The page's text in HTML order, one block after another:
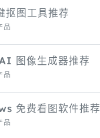
抠图工具推荐
品
图像生成器推荐
品
免费看图软件推荐
品